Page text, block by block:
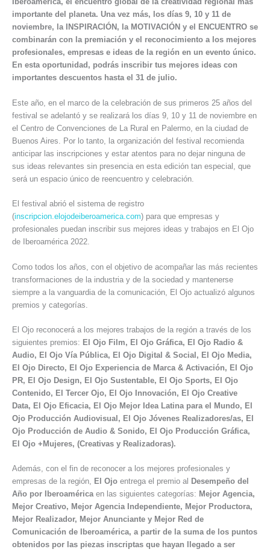
importante del planeta. Una vez más, los días 9, 10 y 11 de
noviembre, la INSPIRACIÓN, la MOTIVACIÓN y el ENCUENTRO se
combinarán con la premiación y el reconocimiento a los mejores
profesionales, empresas e ideas de la región en un evento único.
En esta oportunidad, podrás inscribir tus mejores ideas con
importantes descuentos hasta el 31 de julio.
Este año, en el marco de la celebración de sus primeros 25 años del
festival se adelantó y se realizará los días 9, 10 y 11 de noviembre en
el Centro de Convenciones de La Rural en Palermo, en la ciudad de
Buenos Aires. Por lo tanto, la organización del festival recomienda
anticipar las inscripciones y estar atentos para no dejar ninguna de
sus ideas relevantes sin presencia en esta edición tan especial, que
será un espacio único de reencuentro y celebración.
El festival abrió el sistema de registro
(inscripcion.elojodeiberoamerica.com) para que empresas y
profesionales puedan inscribir sus mejores ideas y trabajos en El Ojo
de Iberoamérica 2022.
Como todos los años, con el objetivo de acompañar las más recientes
transformaciones de la industria y de la sociedad y mantenerse
siempre a la vanguardia de la comunicación, El Ojo actualizó algunos
premios y categorías.
El Ojo reconocerá a los mejores trabajos de la región a través de los
siguientes premios: El Ojo Film, El Ojo Gráfica, El Ojo Radio &
Audio, El Ojo Vía Pública, El Ojo Digital & Social, El Ojo Media,
El Ojo Directo, El Ojo Experiencia de Marca & Activación, El Ojo
PR, El Ojo Design, El Ojo Sustentable, El Ojo Sports, El Ojo
Contenido, El Tercer Ojo, El Ojo Innovación, El Ojo Creative
Data, El Ojo Eficacia, El Ojo Mejor Idea Latina para el Mundo, El
Ojo Producción Audiovisual, El Ojo Jóvenes Realizadores/as, El
Ojo Producción de Audio & Sonido, El Ojo Producción Gráfica,
El Ojo +Mujeres, (Creativas y Realizadoras).
Además, con el fin de reconocer a los mejores profesionales y
empresas de la región, El Ojo entrega el premio al Desempeño del
Año por Iberoaméricaen las siguientes categorías: Mejor Agencia,
Mejor Creativo, Mejor Agencia Independiente, Mejor Productora,
Mejor Realizador, Mejor Anunciante y Mejor Red de
Comunicación de Iberoamérica, a partir de la suma de los puntos
obtenidos por las piezas inscriptas que hayan llegado a ser